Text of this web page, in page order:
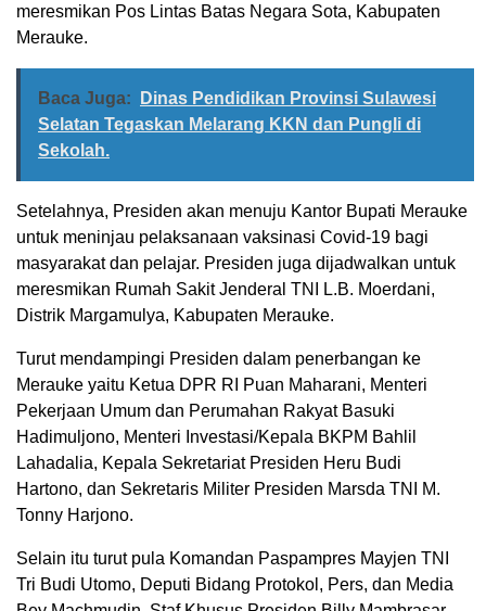
meresmikan Pos Lintas Batas Negara Sota, Kabupaten
Merauke.
Baca Juga:
Dinas Pendidikan Provinsi Sulawesi
Selatan Tegaskan Melarang KKN dan Pungli di
Sekolah.
Setelahnya, Presiden akan menuju Kantor Bupati Merauke
untuk meninjau pelaksanaan vaksinasi Covid-19 bagi
masyarakat dan pelajar. Presiden juga dijadwalkan untuk
meresmikan Rumah Sakit Jenderal TNI L.B. Moerdani,
Distrik Margamulya, Kabupaten Merauke.
Turut mendampingi Presiden dalam penerbangan ke
Merauke yaitu Ketua DPR RI Puan Maharani, Menteri
Pekerjaan Umum dan Perumahan Rakyat Basuki
Hadimuljono, Menteri Investasi/Kepala BKPM Bahlil
Lahadalia, Kepala Sekretariat Presiden Heru Budi
Hartono, dan Sekretaris Militer Presiden Marsda TNI M.
Tonny Harjono.
Selain itu turut pula Komandan Paspampres Mayjen TNI
Tri Budi Utomo, Deputi Bidang Protokol, Pers, dan Media